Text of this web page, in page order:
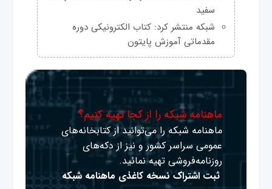
سفید
شبکه منتشر کرد: کتاب الکترونیکی دوره
مقدماتی آموزش پایتون
ماهنامه شبکه را از کجا تهیه کنیم؟
ماهنامه شبکه را می‌توانید از کتابخانه‌های
عمومی سراسر کشور و نیز از دکه‌های
روزنامه‌فروشی تهیه نمائید.
ثبت اشتراک نسخه کاغذی ماهنامه شبکه